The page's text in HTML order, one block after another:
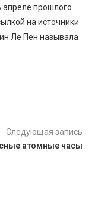
апреле прошлого
на источники
Ле Пен называла
Следующая запись
атомные часы